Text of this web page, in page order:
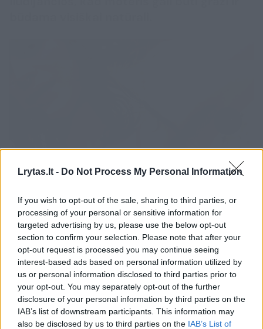
Lrytas.lt - Do Not Process My Personal Information
If you wish to opt-out of the sale, sharing to third parties, or
processing of your personal or sensitive information for
targeted advertising by us, please use the below opt-out
section to confirm your selection. Please note that after your
opt-out request is processed you may continue seeing
interest-based ads based on personal information utilized by
us or personal information disclosed to third parties prior to
your opt-out. You may separately opt-out of the further
disclosure of your personal information by third parties on the
IAB’s list of downstream participants. This information may
also be disclosed by us to third parties on the IAB’s List of
Ši medžiaga yra skirta vyresniems nei 18 metų
skaitytojams.
Ar jums jau yra 18 metų?
Daugiau nuotraukų (2)
„Parodyti moteris su kūno plaukais kaip
seksualias – viso mano projekto ir karjeros
esmė“, – tvirtino fotografė, kuri yra įkūrusi ir
erotinį puslapį „NaughtyNatural“. Jos kataloge
– daugiau kaip 40 tūkst. nesiskutusių moterų
nuotraukų.